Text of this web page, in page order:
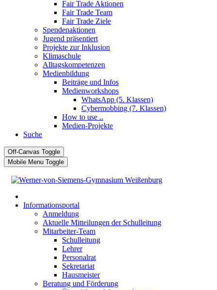
Fair Trade Aktionen
Fair Trade Team
Fair Trade Ziele
Spendenaktionen
Jugend präsentiert
Projekte zur Inklusion
Klimaschule
Alltagskompetenzen
Medienbildung
Beiträge und Infos
Medienworkshops
WhatsApp (5. Klassen)
Cybermobbing (7. Klassen)
How to use ..
Medien-Projekte
Suche
Off-Canvas Toggle
Mobile Menu Toggle
Informationsportal
Anmeldung
Aktuelle Mitteilungen der Schulleitung
Mitarbeiter-Team
Schulleitung
Lehrer
Personalrat
Sekretariat
Hausmeister
Beratung und Förderung